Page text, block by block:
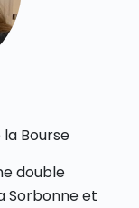
Bourse
double
Sorbonne et